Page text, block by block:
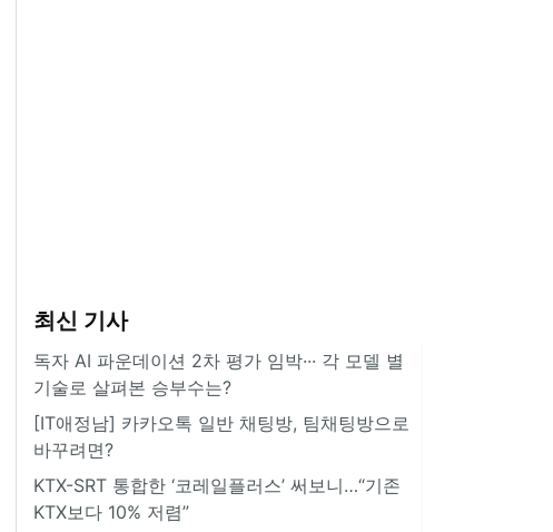
최신 기사
독자 AI 파운데이션 2차 평가 임박··· 각 모델 별
기술로 살펴본 승부수는?
[IT애정남] 카카오톡 일반 채팅방, 팀채팅방으로
바꾸려면?
KTX-SRT 통합한 ‘코레일플러스’ 써보니…“기존
KTX보다 10% 저렴”